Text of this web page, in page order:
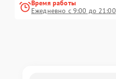
Время работы
Ежедневно с 9:00 до 21:00